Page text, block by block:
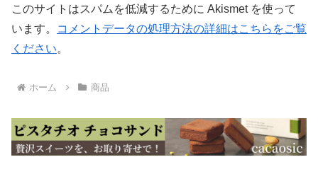
このサイトはスパムを低減するために Akismet を使って
います。
コメントデータの処理方法の詳細はこちらをご覧
ください。
ホーム 商品